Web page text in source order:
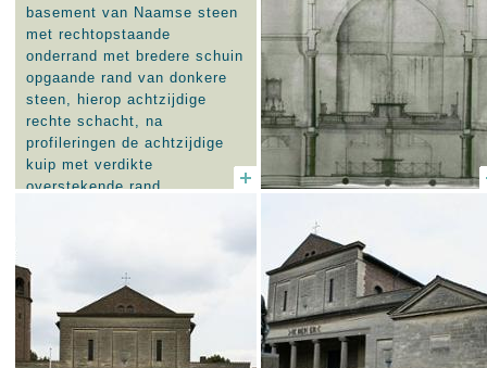
basement van Naamse steen
met rechtopstaande
onderrand met bredere schuin
opgaande rand van donkere
steen, hierop achtzijdige
rechte schacht, na
profileringen de achtzijdige
kuip met verdikte
overstekende rand,